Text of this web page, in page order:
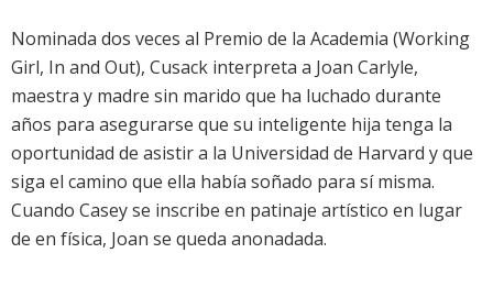
Nominada dos veces al Premio de la Academia (Working
Girl, In and Out), Cusack interpreta a Joan Carlyle,
maestra y madre sin marido que ha luchado durante
años para asegurarse que su inteligente hija tenga la
oportunidad de asistir a la Universidad de Harvard y que
siga el camino que ella había soñado para sí misma.
Cuando Casey se inscribe en patinaje artístico en lugar
de en física, Joan se queda anonadada.